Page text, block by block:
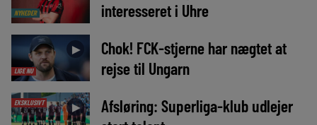
NYHEDER
interesseret i Uhre
LIGE NU
►
Chok! FCK-stjerne har nægtet at
rejse til Ungarn
EKSKLUSIVT ►
Afsløring: Superliga-klub udlejer